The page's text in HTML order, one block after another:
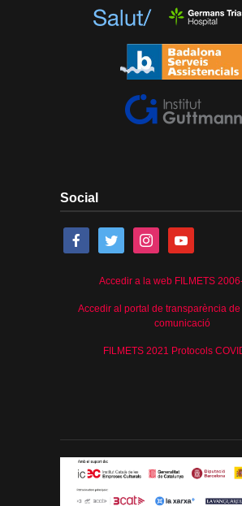
Social
Accedir a la web FILMETS
Accedir al portal de transparència
comunicació
FILMETS 2021 Protocols